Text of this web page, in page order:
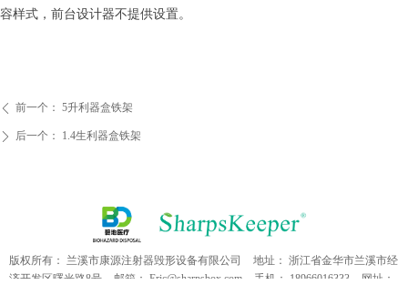
ꄴ 前一个： 5升利器盒铁架
ꄲ 后一个： 1.4生利器盒铁架
容样式，前台设计器不提供设置。
版权所有： 兰溪市康源注射器毁形设备有限公司 地址： 浙江省金华市兰溪市经
济开发区曙光路8号
邮箱： Eric@sharpsbox.com 手机： 18966016333
网址：